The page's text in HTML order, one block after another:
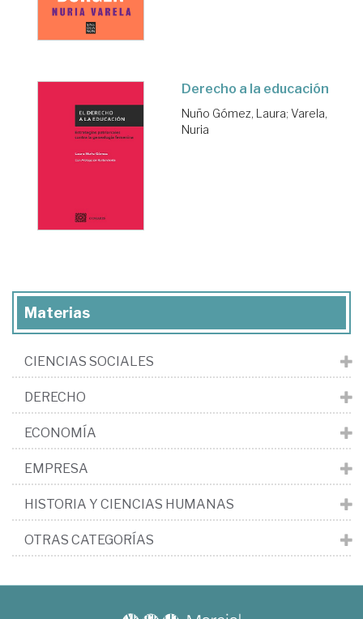
Derecho a la educación
Nuño Gómez, Laura; Varela,
Nuria
Materias
CIENCIAS SOCIALES
DERECHO
ECONOMÍA
EMPRESA
HISTORIA Y CIENCIAS HUMANAS
OTRAS CATEGORÍAS